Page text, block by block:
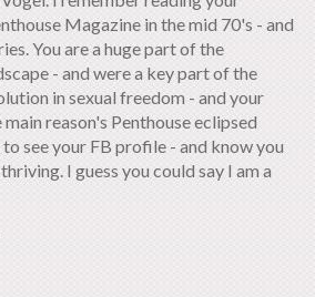
Magazine in the mid 70's - and
You are a huge part of the
- and were a key part of the
in sexual freedom - and your
reason's Penthouse eclipsed
see your FB profile - and know you
I guess you could say I am a